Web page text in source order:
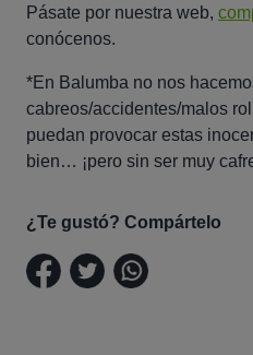
Pásate por nuestra web,
conócenos.
*En Balumba no nos
cabreos/accidentes/malos
puedan provocar estas
bien… ¡pero sin ser muy
¿Te gustó? Compártelo